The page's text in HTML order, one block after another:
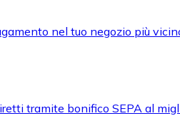
nel tuo negozio più
tramite bonifico SEPA al